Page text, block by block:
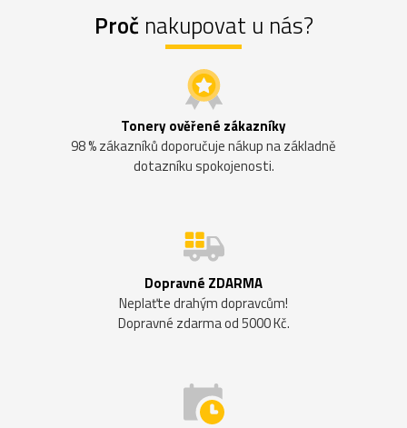
Proč nakupovat u nás?
Tonery ověřené zákazníky
98 % zákazníků doporučuje nákup na základně
dotazníku spokojenosti.
Dopravné ZDARMA
Neplaťte drahým dopravcům!
Dopravné zdarma od 5000 Kč.